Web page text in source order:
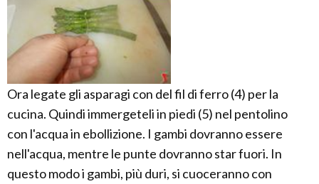
Ora legate gli asparagi con del fil di ferro (4) per la
cucina. Quindi immergeteli in piedi (5) nel pentolino
con l'acqua in ebollizione. I gambi dovranno essere
nell'acqua, mentre le punte dovranno star fuori. In
questo modo i gambi, più duri, si cuoceranno con